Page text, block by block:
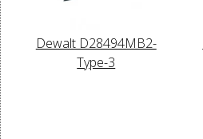
Dewalt D28494MB2-
Type-3